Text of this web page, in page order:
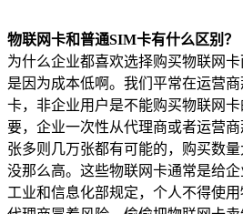
物联网卡和普通SIM卡有什么区别？
为什么企业都喜欢选择购买物联网
是因为成本低啊。我们平常在运营
卡，非企业用户是不能购买物联网
要，企业一次性从代理商或者运营
张多则几万张都有可能的，购买数
没那么高。这些物联网卡通常是给企
工业和信息化部规定，个人不得使